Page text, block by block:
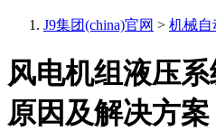
J9集团(china)官网 > 机械自
风电机组液压
原因及解决方案